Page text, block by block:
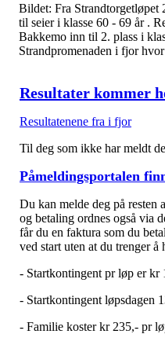
Bildet: Fra Strandtorgetløpet
til seier i klasse 60 - 69 år .
Bakkemo inn til 2. plass i
Strandpromenaden i fjor
Resultater kommer
Resultatenene fra i fjor
Til deg som ikke har meldt
Påmeldingsportalen
Du kan melde deg på resten
og betaling ordnes også via
får du en faktura som du
ved start uten at du trenger å
- Startkontingent pr løp er kr
- Startkontingent løpsdagen
- Familie koster kr 235,- pr